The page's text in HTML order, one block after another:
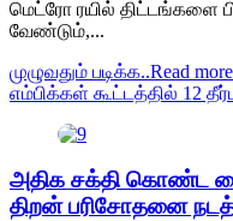
மெட்ரோ ரயில் திட்டங்களை
வேண்டும்,...
முழுவதும் படிக்க..Read
எம்பிக்கள் கூட்டத்தில் 12
அதிக சக்தி கொண்ட
திறன் பரிசோதனை